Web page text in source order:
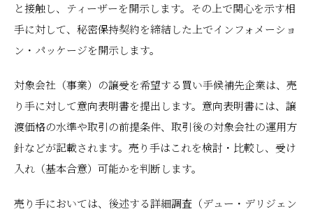
と接触し、ティーザーを開示します。その上で関心を示す相
手に対して、秘密保持契約を締結した上でインフォメーショ
ン・パッケージを開示します。
対象会社（事業）の譲受を希望する買い手候補先企業は、売
り手に対して意向表明書を提出します。意向表明書には、譲
渡価格の水準や取引の前提条件、取引後の対象会社の運用方
針などが記載されます。売り手はこれを検討・比較し、受け
入れ（基本合意）可能かを判断します。
売り手においては、後述する詳細調査（デュー・デリジェン